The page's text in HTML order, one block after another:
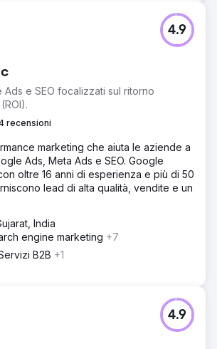
Ads e SEO focalizzati sul ritorno
recensioni
4.9
marketing che aiuta le aziende a
Ads, Meta Ads e SEO. Google
oltre 16 anni di esperienza e più di 50
lead di alta qualità, vendite e un
India
engine marketing +7
B2B +1
4.9